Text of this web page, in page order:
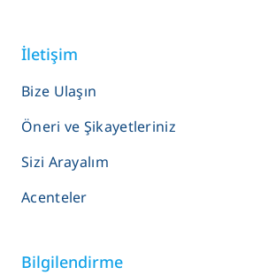
İletişim
Bize Ulaşın
Öneri ve Şikayetleriniz
Sizi Arayalım
Acenteler
Bilgilendirme